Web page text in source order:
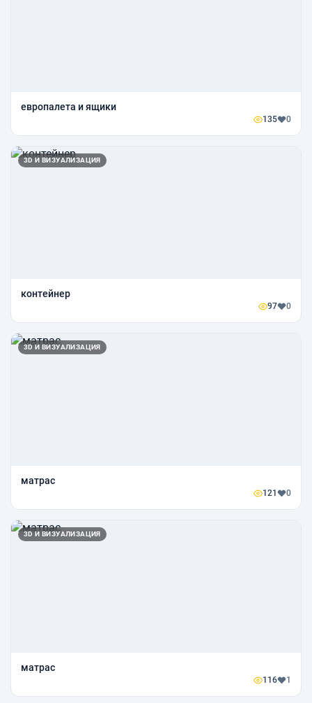
европалета и ящики
135 0
3D И ВИЗУАЛИЗАЦИЯ
контейнер
97 0
3D И ВИЗУАЛИЗАЦИЯ
матрас
121 0
3D И ВИЗУАЛИЗАЦИЯ
матрас
116 1